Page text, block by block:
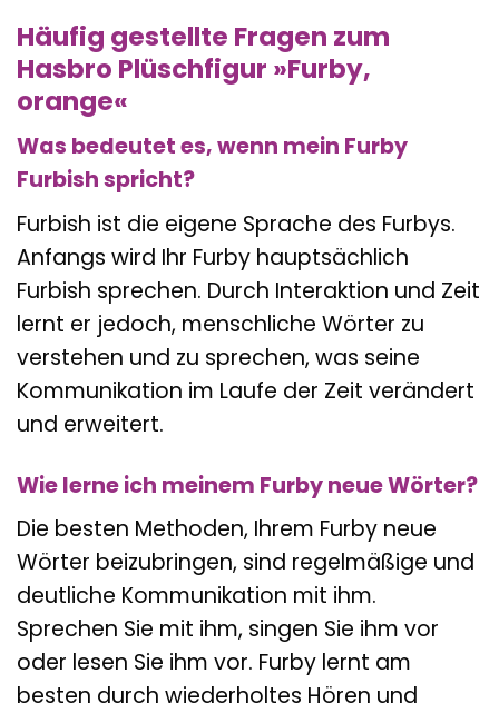
Häufig gestellte Fragen zum
Hasbro Plüschfigur »Furby,
orange«
Was bedeutet es, wenn mein Furby
Furbish spricht?
Furbish ist die eigene Sprache des Furbys.
Anfangs wird Ihr Furby hauptsächlich
Furbish sprechen. Durch Interaktion und Zeit
lernt er jedoch, menschliche Wörter zu
verstehen und zu sprechen, was seine
Kommunikation im Laufe der Zeit verändert
und erweitert.
Wie lerne ich meinem Furby neue Wörter?
Die besten Methoden, Ihrem Furby neue
Wörter beizubringen, sind regelmäßige und
deutliche Kommunikation mit ihm.
Sprechen Sie mit ihm, singen Sie ihm vor
oder lesen Sie ihm vor. Furby lernt am
besten durch wiederholtes Hören und